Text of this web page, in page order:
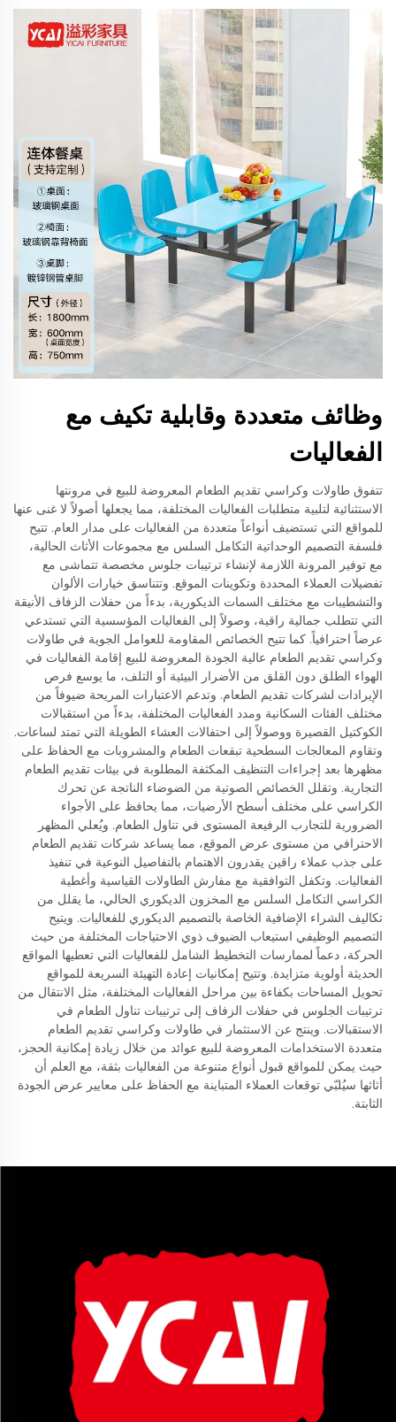
وظائف متعددة وقابلية تكيف مع
الفعاليات
تتفوق طاولات وكراسي تقديم الطعام المعروضة للبيع في مرونتها
الاستثنائية لتلبية متطلبات الفعاليات المختلفة، مما يجعلها أصولاً لا غنى عنها
للمواقع التي تستضيف أنواعاً متعددة من الفعاليات على مدار العام. تتيح
فلسفة التصميم الوحداتية التكامل السلس مع مجموعات الأثاث الحالية،
مع توفير المرونة اللازمة لإنشاء ترتيبات جلوس مخصصة تتماشى مع
تفضيلات العملاء المحددة وتكوينات الموقع. وتتناسق خيارات الألوان
والتشطيبات مع مختلف السمات الديكورية، بدءاً من حفلات الزفاف الأنيقة
التي تتطلب جمالية راقية، وصولاً إلى الفعاليات المؤسسية التي تستدعي
عرضاً احترافياً. كما تتيح الخصائص المقاومة للعوامل الجوية في طاولات
وكراسي تقديم الطعام عالية الجودة المعروضة للبيع إقامة الفعاليات في
الهواء الطلق دون القلق من الأضرار البيئية أو التلف، ما يوسع فرص
الإيرادات لشركات تقديم الطعام. وتدعم الاعتبارات المريحة ضيوفاً من
مختلف الفئات السكانية ومدد الفعاليات المختلفة، بدءاً من استقبالات
الكوكتيل القصيرة ووصولاً إلى احتفالات العشاء الطويلة التي تمتد لساعات.
وتقاوم المعالجات السطحية تبقعات الطعام والمشروبات مع الحفاظ على
مظهرها بعد إجراءات التنظيف المكثفة المطلوبة في بيئات تقديم الطعام
التجارية. وتقلل الخصائص الصوتية من الضوضاء الناتجة عن تحرك
الكراسي على مختلف أسطح الأرضيات، مما يحافظ على الأجواء
الضرورية للتجارب الرفيعة المستوى في تناول الطعام. ويُعلي المظهر
الاحترافي من مستوى عرض الموقع، مما يساعد شركات تقديم الطعام
على جذب عملاء راقين يقدرون الاهتمام بالتفاصيل النوعية في تنفيذ
الفعاليات. وتكفل التوافقية مع مفارش الطاولات القياسية وأغطية
الكراسي التكامل السلس مع المخزون الديكوري الحالي، ما يقلل من
تكاليف الشراء الإضافية الخاصة بالتصميم الديكوري للفعاليات. ويتيح
التصميم الوظيفي استيعاب الضيوف ذوي الاحتياجات المختلفة من حيث
الحركة، دعماً لممارسات التخطيط الشامل للفعاليات التي تعطيها المواقع
الحديثة أولوية متزايدة. وتتيح إمكانيات إعادة التهيئة السريعة للمواقع
تحويل المساحات بكفاءة بين مراحل الفعاليات المختلفة، مثل الانتقال من
ترتيبات الجلوس في حفلات الزفاف إلى ترتيبات تناول الطعام في
الاستقبالات. وينتج عن الاستثمار في طاولات وكراسي تقديم الطعام
متعددة الاستخدامات المعروضة للبيع عوائد من خلال زيادة إمكانية الحجز،
حيث يمكن للمواقع قبول أنواع متنوعة من الفعاليات بثقة، مع العلم أن
أثاثها سيُلبّي توقعات العملاء المتباينة مع الحفاظ على معايير عرض الجودة
الثابتة.